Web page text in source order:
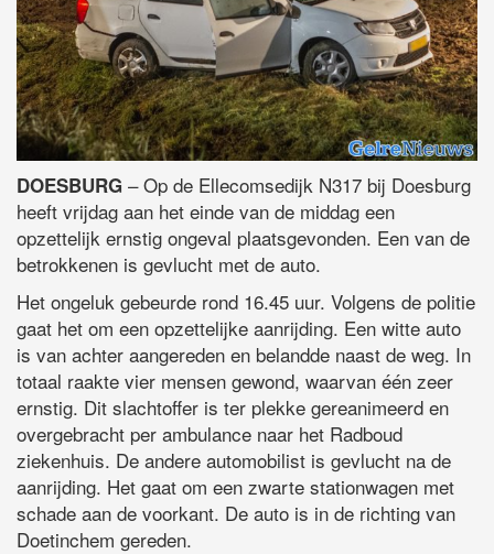
DOESBURG – Op de Ellecomsedijk N317 bij Doesburg
heeft vrijdag aan het einde van de middag een
opzettelijk ernstig ongeval plaatsgevonden. Een van de
betrokkenen is gevlucht met de auto.
Het ongeluk gebeurde rond 16.45 uur. Volgens de politie
gaat het om een opzettelijke aanrijding. Een witte auto
is van achter aangereden en belandde naast de weg. In
totaal raakte vier mensen gewond, waarvan één zeer
ernstig. Dit slachtoffer is ter plekke gereanimeerd en
overgebracht per ambulance naar het Radboud
ziekenhuis. De andere automobilist is gevlucht na de
aanrijding. Het gaat om een zwarte stationwagen met
schade aan de voorkant. De auto is in de richting van
Doetinchem gereden.